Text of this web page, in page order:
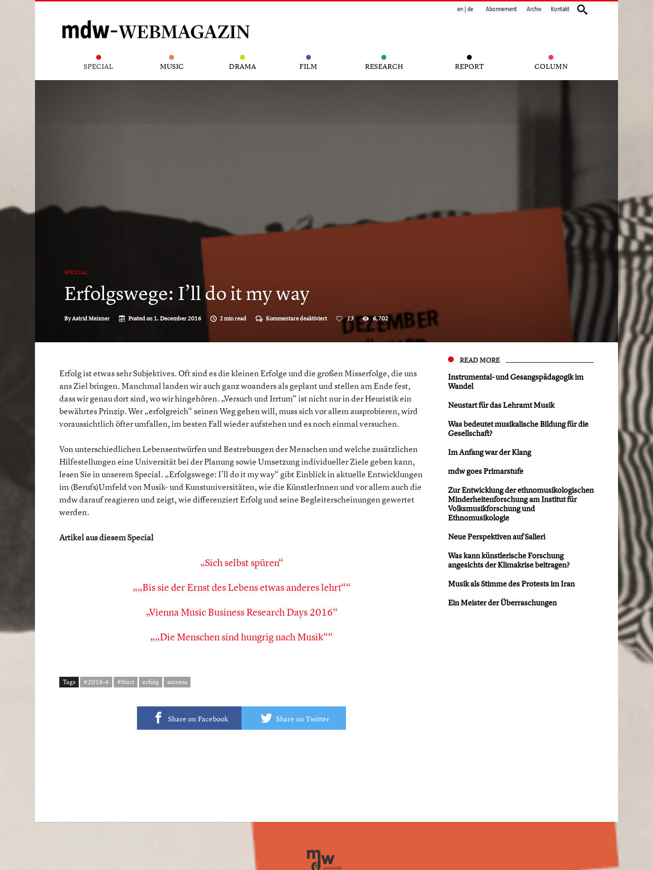
en de Abonnement Archiv Kontakt
SPECIAL MUSIC DRAMA FILM RESEARCH REPORT COLUMN
SPECIAL
Erfolgswege: I’ll do it my way
ByAstrid Meixner Posted on1. December 2016 2 min read Kommentare deaktiviertfür
Erfolgswege:
do
13 6,702
Erfolg ist etwas sehr Subjektives. Oft sind es die kleinen Erfolge und die großen Misserfolge, die uns
ans Ziel bringen. Manchmal landen wir auch ganz woanders als geplant und stellen am Ende fest,
dass wir genau dort sind, wo wir hingehören. „Versuch und Irrtum“ ist nicht nur in der Heuristik ein
bewährtes Prinzip. Wer „erfolgreich“ seinen Weg gehen will, muss sich vor allem ausprobieren, wird
voraussichtlich öfter umfallen, im besten Fall wieder aufstehen und es noch einmal versuchen.
Von unterschiedlichen Lebensentwürfen und Bestrebungen der Menschen und welche zusätzlichen
Hilfestellungen eine Universität bei der Planung sowie Umsetzung individueller Ziele geben kann,
lesen Sie in unserem Special. „Erfolgswege: I’ll do it my way“ gibt Einblick in aktuelle Entwicklungen
im (Berufs)Umfeld von Musik- und Kunstuniversitäten, wie die KünstlerInnen und vor allem auch die
mdw darauf reagieren und zeigt, wie differenziert Erfolg und seine Begleiterscheinungen gewertet
werden.
Artikel aus diesem Special
Sich selbst spüren
„Bis sie der Ernst des Lebens etwas anderes lehrt“
Vienna Music Business Research Days 2016
„Die Menschen sind hungrig nach Musik“
Tags #2016-4 #Start erfolg success
Share on Facebook Share on Twitter
READ MORE
Instrumental- und Gesangspädagogik im
Wandel
Neustart für das Lehramt Musik
Was bedeutet musikalische Bildung für die
Gesellschaft?
Im Anfang war der Klang
mdw goes Primarstufe
Zur Entwicklung der ethnomusikologischen
Minderheitenforschung am Institut für
Volksmusikforschung und
Ethnomusikologie
Neue Perspektiven auf Salieri
Was kann künstlerische Forschung
angesichts der Klimakrise beitragen?
Musik als Stimme des Protests im Iran
Ein Meister der Überraschungen